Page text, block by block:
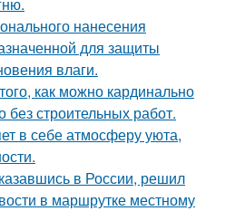
нанесения
для защиты
влаги.
как можно кардинально
без строительных работ.
в себе атмосферу уюта,
в России, решил
в маршрутке местному